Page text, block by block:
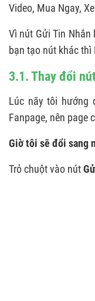
Video, Mua Ngay,
Vì nút Gửi Tin Nhắn
bạn tạo nút khác thì
3.1. Thay đổi
Lúc nãy tôi hướng
Fanpage, nên page
Giờ tôi sẽ đổi sang
Trỏ chuột vào nút